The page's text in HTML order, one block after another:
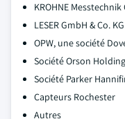
KROHNE Messtechnik
LESER GmbH & Co. KG
OPW, une société
Société Orson
Société Parker
Capteurs Rochester
Autres